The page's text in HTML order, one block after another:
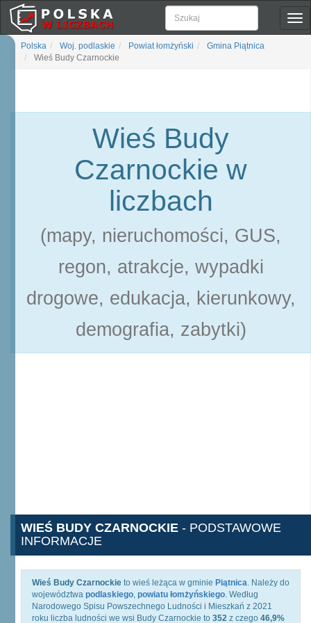
Polska Woj. podlaskie Powiat łomżyński
Gmina Piątnica
Wieś Budy Czarnockie
Wieś Budy
Czarnockie w
liczbach
(mapy, nieruchomości, GUS,
regon, atrakcje, wypadki
drogowe, edukacja, kierunkowy,
demografia, zabytki)
WIEŚ BUDY CZARNOCKIE - PODSTAWOWE
INFORMACJE
Wieś Budy Czarnockie to wieś leżąca w gminie Piątnica. Należy do
województwa podlaskiego, powiatu łomżyńskiego. Według
Narodowego Spisu Powszechnego Ludności i Mieszkań z 2021
roku liczba ludności we wsi Budy Czarnockie to 352 z czego 46,9%